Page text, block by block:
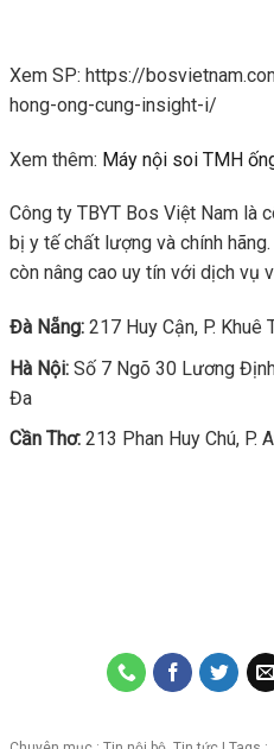
Xem SP: https://
hong-ong-cung-insight-i/
Xem thêm: Máy nội soi TMH
Công ty TBYT Bos Việt Nam là
bị y tế chất lượng và chính
còn nâng cao uy tín với dịch vụ
Đà Nẵng: 217 Huy Cận, P. Khuê
Hà Nội: Số 7 Ngõ 30 Lương
Đa
Cần Thơ: 213 Phan Huy Chú, P.